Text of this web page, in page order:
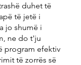
duhet të
të jetë i
jo shumë i
ne do t'ju
program efektiv
të zorrës së